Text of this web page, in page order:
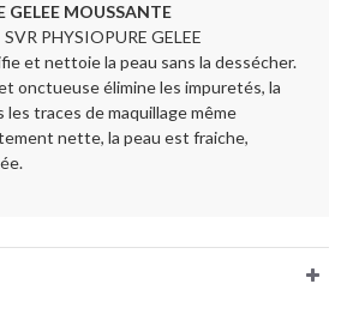
GELEE MOUSSANTE
SVR PHYSIOPURE GELEE
et nettoie la peau sans la dessécher.
onctueuse élimine les impuretés, la
traces de maquillage même
nette, la peau est fraiche,